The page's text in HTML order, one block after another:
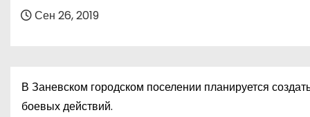
Сен 26, 2019
В Заневском городском поселении планируется
боевых действий.